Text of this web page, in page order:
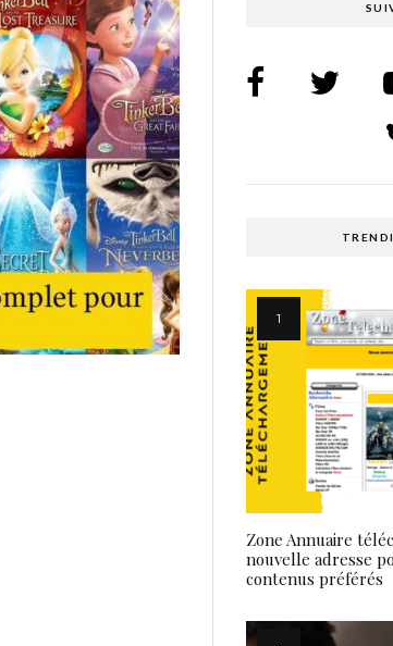
Zone Annuaire
nouvelle adresse
contenus préférés